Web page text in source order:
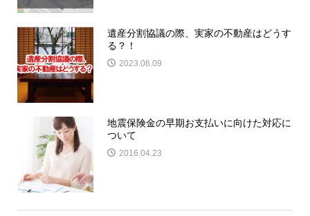
遺産分割協議の際、実家の不動産はどうす
る？！
2023.06.09
地震保険金の早期お支払いに向けた対応に
ついて
2016.04.23